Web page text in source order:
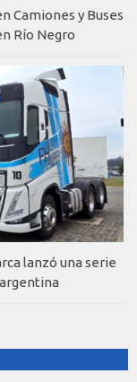
Camiones y Buses
Río Negro
lanzó una serie